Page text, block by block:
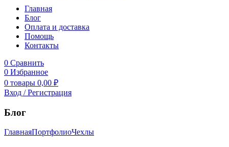
Главная
Блог
Оплата и доставка
Помощь
Контакты
0 Сравнить
0 Избранное
0 товары 0,00 ₽
Вход / Регистрация
Блог
ГлавнаяПортфолиоЧехлы